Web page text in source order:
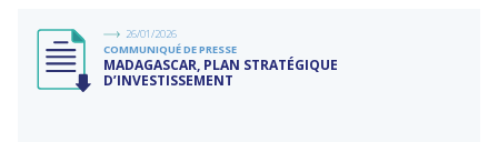
26/01/2026
COMMUNIQUÉ DE PRESSE
MADAGASCAR, PLAN STRATÉGIQUE
D’INVESTISSEMENT